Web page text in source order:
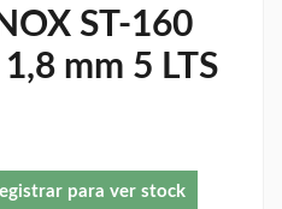
ST-160
mm 5 LTS
para ver stock